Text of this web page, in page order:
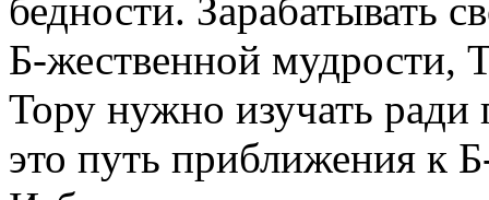
бедности. Зарабатывать
Б-жественной мудрости,
Тору нужно изучать
это путь приближения к